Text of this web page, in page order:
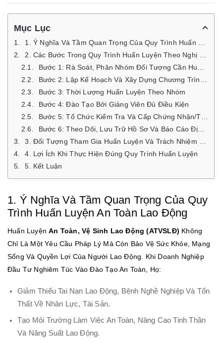
Mục Lục
1. Ý Nghĩa Và Tầm Quan Trọng Của Quy Trình Huấn Luyện An Toàn Lao Động
2. Các Bước Trong Quy Trình Huấn Luyện Theo Nghị Định 44/2016/NĐ-CP
Bước 1: Rà Soát, Phân Nhóm Đối Tượng Cần Huấn Luyện
Bước 2: Lập Kế Hoạch Và Xây Dựng Chương Trình – Tài Liệu Huấn Luyện
Bước 3: Thời Lượng Huấn Luyện Theo Nhóm
Bước 4: Đào Tạo Bởi Giảng Viên Đủ Điều Kiện
Bước 5: Tổ Chức Kiểm Tra Và Cấp Chứng Nhận/thẻ An Toàn
Bước 6: Theo Dõi, Lưu Trữ Hồ Sơ Và Báo Cáo Định Kỳ
3. Đối Tượng Tham Gia Huấn Luyện Và Trách Nhiệm Của Doanh Nghiệp
4. Lợi Ích Khi Thực Hiện Đúng Quy Trình Huấn Luyện
5. Kết Luận
1. Ý Nghĩa Và Tầm Quan Trọng Của Quy
Trình Huấn Luyện An Toàn Lao Động
Huấn LuyệnAn Toàn, Vệ Sinh Lao Động (ATVSLĐ) Không
Chỉ Là Một Yêu Cầu Pháp Lý Mà Còn Bảo Vệ Sức Khỏe, Mạng
Sống Và Quyền Lợi Của Người Lao Động. Khi Doanh Nghiệp
Đầu Tư Nghiêm Túc Vào Đào Tạo An Toàn, Họ:
Giảm Thiểu Tai Nạn Lao Động, Bệnh Nghề Nghiệp Và Tổn
Thất Về Nhân Lực, Tài Sản.
Tạo Môi Trường Làm Việc An Toàn, Nâng Cao Tinh Thần
Và Năng Suất Lao Động.